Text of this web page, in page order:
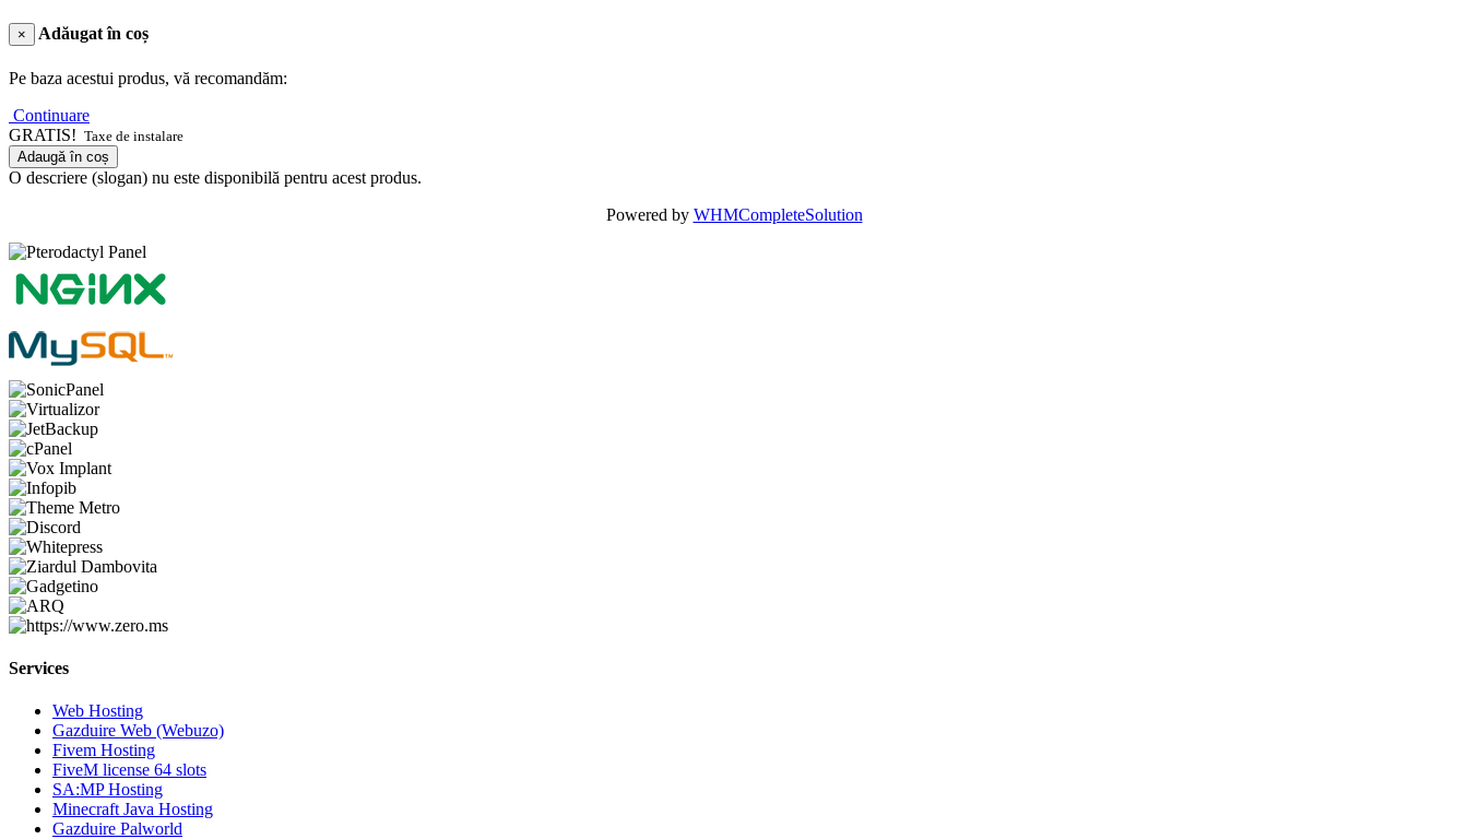
× Adăugat în coș
Pe baza acestui produs, vă recomandăm:
Continuare
GRATIS! Taxe de instalare
Adaugă în coș
O descriere (slogan) nu este disponibilă pentru acest produs.
Powered by WHMCompleteSolution
Services
Web Hosting
Gazduire Web (Webuzo)
Fivem Hosting
FiveM license 64 slots
SA:MP Hosting
Minecraft Java Hosting
Gazduire Palworld